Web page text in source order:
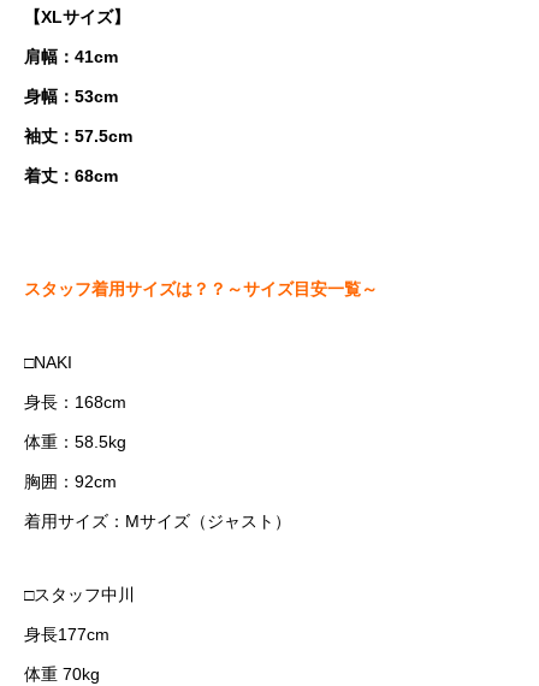
【XLサイズ】
肩幅：41cm
身幅：53cm
袖丈：57.5cm
着丈：68cm
スタッフ着用サイズは？？～サイズ目安一覧～
□NAKI
身長：168cm
体重：58.5kg
胸囲：92cm
着用サイズ：Mサイズ（ジャスト）
□スタッフ中川
身長177cm
体重 70kg